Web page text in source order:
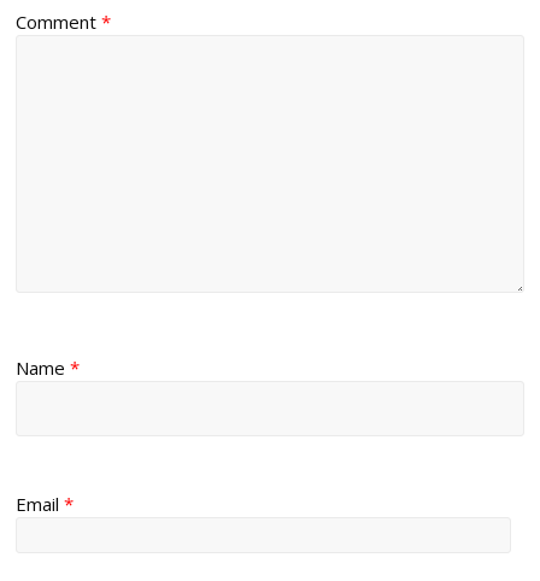
Comment*
Name*
Email*